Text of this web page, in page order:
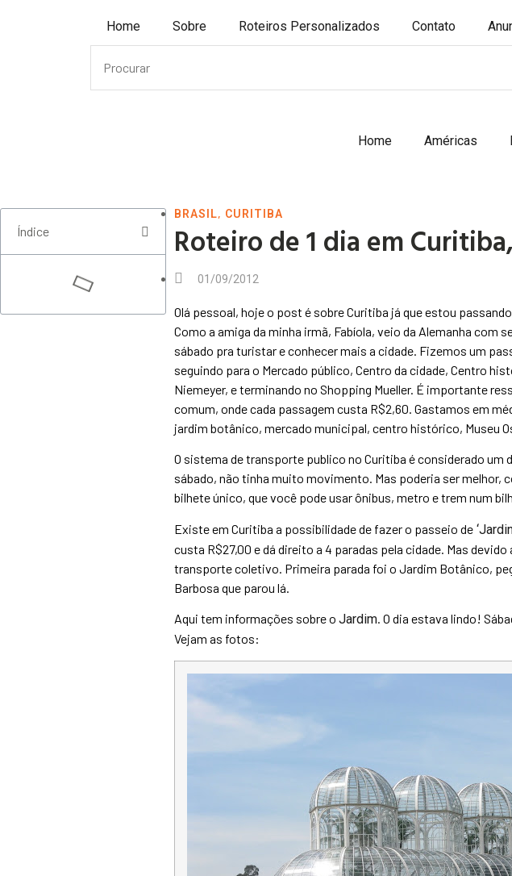
Home Sobre Roteiros Personalizados Contato
Home Américas
Índice
BRASIL, CURITIBA
Roteiro de 1 dia em
01/09/2012
Olá pessoal, hoje o post é sobre Curitiba já que estou
Como a amiga da minha irmã, Fabíola, veio da Alemanha com
sábado pra turistar e conhecer mais a cidade. Fizemos um
seguindo para o Mercado público, Centro da cidade, Centro
Niemeyer, e terminando no Shopping Mueller. É importante
comum, onde cada passagem custa R$2,60. Gastamos em
jardim botânico, mercado municipal, centro histórico, Museu
O sistema de transporte publico no Curitiba é considerado um
sábado, não tinha muito movimento. Mas poderia ser melhor,
bilhete único, que você pode usar ônibus, metro e trem num
Existe em Curitiba a possibilidade de fazer o passeio de
custa R$27,00 e dá direito a 4 paradas pela cidade. Mas
transporte coletivo. Primeira parada foi o Jardim Botânico,
Barbosa que parou lá.
Aqui tem informações sobre oJardim. O dia estava lindo!
Vejam as fotos: